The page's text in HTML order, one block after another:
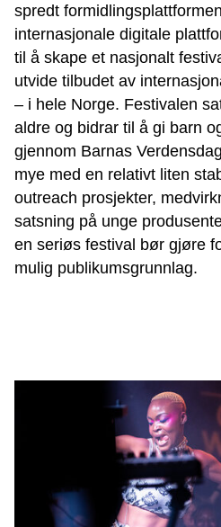
spredt
internasjonale digitale
til å skape et nasjonalt
utvide tilbudet av
– i hele Norge. Festivalen
aldre og bidrar til å gi barn
gjennom Barnas
mye med en relativt liten
outreach prosjekter,
satsning på unge
en seriøs festival bør gjøre
mulig publikumsgrunnlag.